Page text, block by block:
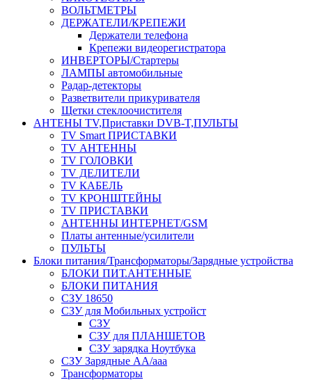
ВОЛЬТМЕТРЫ
ДЕРЖАТЕЛИ/КРЕПЕЖИ
Держатели телефона
Крепежи видеорегистратора
ИНВЕРТОРЫ/Стартеры
ЛАМПЫ автомобильные
Радар-детекторы
Разветвители прикуривателя
Щетки стеклоочистителя
АНТЕНЫ ТV,Приставки DVB-T,ПУЛЬТЫ
TV Smart ПРИСТАВКИ
TV АНТЕННЫ
TV ГОЛОВКИ
TV ДЕЛИТЕЛИ
TV КАБЕЛЬ
TV КРОНШТЕЙНЫ
TV ПРИСТАВКИ
АНТЕННЫ ИНТЕРНЕТ/GSM
Платы антенные/усилители
ПУЛЬТЫ
Блоки питания/Трансформаторы/Зарядные устройства
БЛОКИ ПИТ.АНТЕННЫЕ
БЛОКИ ПИТАНИЯ
СЗУ 18650
СЗУ для Мобильных устройст
СЗУ
СЗУ для ПЛАНШЕТОВ
СЗУ зарядка Ноутбука
СЗУ Зарядные АА/ааа
Трансформаторы